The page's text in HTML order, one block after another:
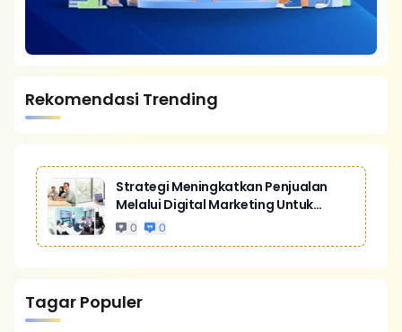
Rekomendasi Trending
Strategi Meningkatkan Penjualan
Melalui Digital Marketing Untuk
Bisnis Yang Lebih Kompetitif
0 0
Tagar Populer